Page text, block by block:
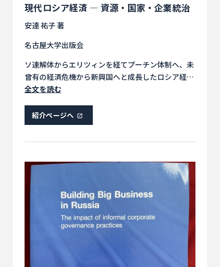
現代ロシア経済 ― 資源・国家・企業統治
安達 祐子 著
名古屋大学出版会
ソ連解体からエリツィンを経てプーチン体制へ、未
曾有の経済危機から新興国へと成長したロシア経済
を、資源のみならず、独自のガバナンスの重要性に
ーマルな国家・企業間関係の決定的意味を捉え、ロ
シア型資本主義の特質に迫る。
全文を読む
紹介ページへ